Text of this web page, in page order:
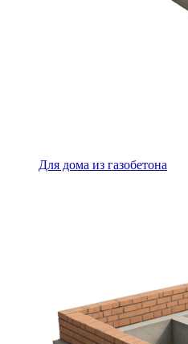
Для дома из газобетона